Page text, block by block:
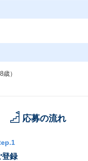
）
応募の流れ
登録